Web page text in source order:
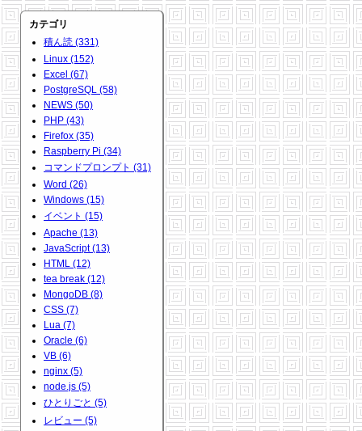
カテゴリ
積ん読 (331)
Linux (152)
Excel (67)
PostgreSQL (58)
NEWS (50)
PHP (43)
Firefox (35)
Raspberry Pi (34)
コマンドプロンプト (31)
Word (26)
Windows (15)
イベント (15)
Apache (13)
JavaScript (13)
HTML (12)
tea break (12)
MongoDB (8)
CSS (7)
Lua (7)
Oracle (6)
VB (6)
nginx (5)
node.js (5)
ひとりごと (5)
レビュー (5)